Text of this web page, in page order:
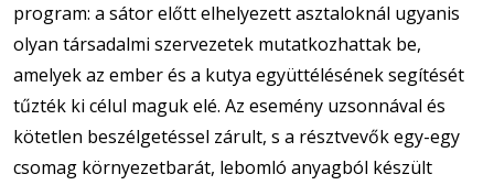
program: a sátor előtt elhelyezett asztaloknál ugyanis
olyan társadalmi szervezetek mutatkozhattak be,
amelyek az ember és a kutya együttélésének segítését
tűzték ki célul maguk elé. Az esemény uzsonnával és
kötetlen beszélgetéssel zárult, s a résztvevők egy-egy
csomag környezetbarát, lebomló anyagból készült